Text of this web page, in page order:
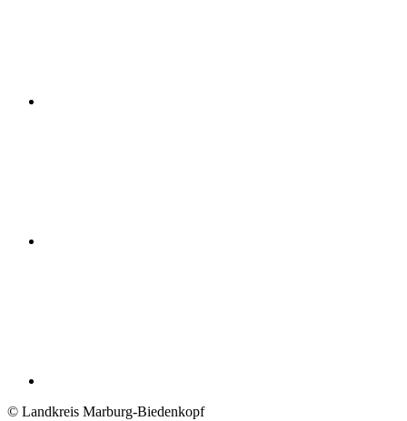
© Landkreis Marburg-Biedenkopf